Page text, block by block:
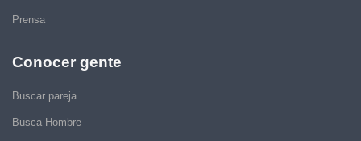
Prensa
Conocer gente
Buscar pareja
Busca Hombre